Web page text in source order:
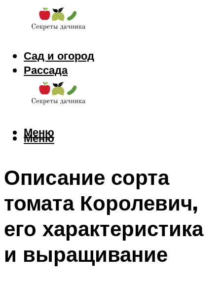
Сад и огород
Рассада
Цветы
Заготовки
Меню
Меню
Описание сорта
томата Королевич,
его характеристика
и выращивание